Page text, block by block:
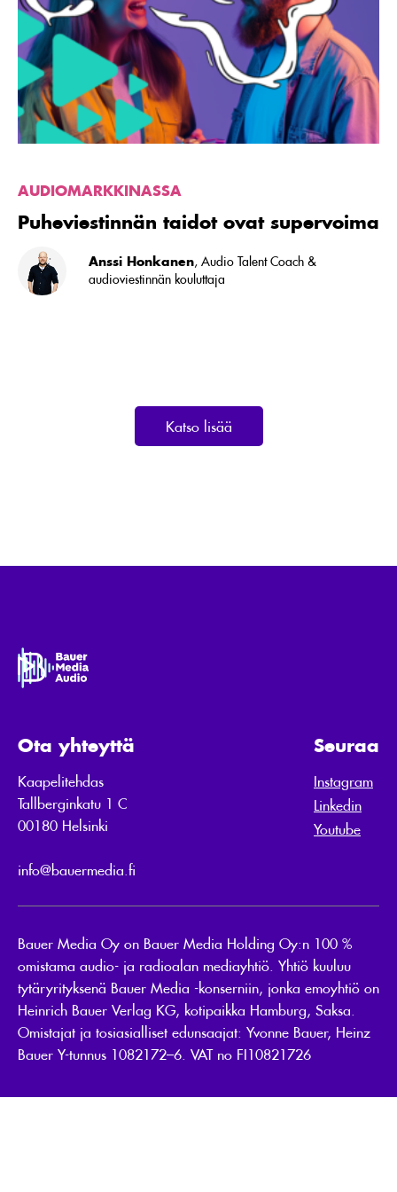
ovat
supervoima
AUDIOMARKKINASSA
Puheviestinnän taidot ovat supervoima
Anssi Honkanen, Audio Talent Coach &
audioviestinnän kouluttaja
Katso lisää
Ota yhteyttä
Kaapelitehdas
Tallberginkatu 1 C
00180 Helsinki
info@bauermedia.fi
Seuraa
Instagram
Linkedin
Youtube
Bauer Media Oy on Bauer Media Holding Oy:n 100 %
omistama audio- ja radioalan mediayhtiö. Yhtiö kuuluu
tytäryrityksenä Bauer Media -konserniin, jonka emoyhtiö on
Heinrich Bauer Verlag KG, kotipaikka Hamburg, Saksa.
Omistajat ja tosiasialliset edunsaajat: Yvonne Bauer, Heinz
Bauer Y-tunnus 1082172–6. VAT no FI10821726